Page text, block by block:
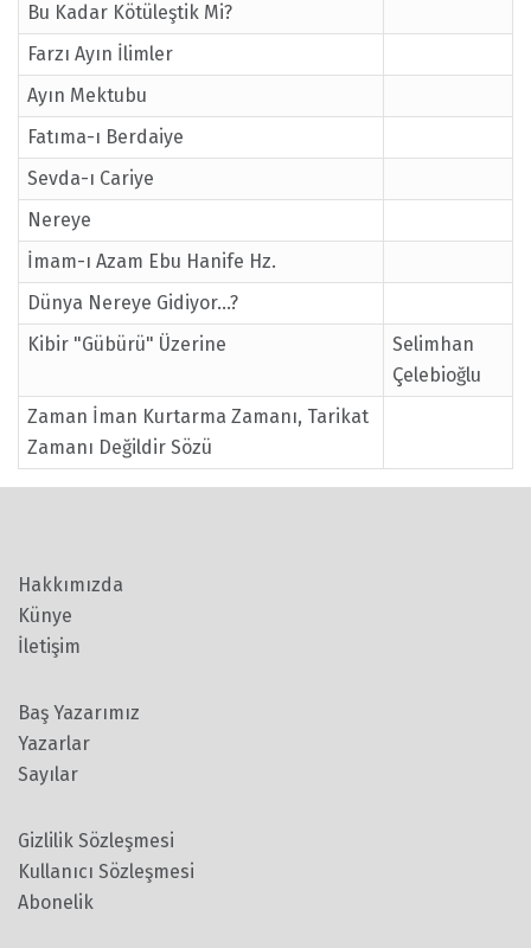
Bu Kadar Kötüleştik Mi?
Farzı Ayın İlimler
Ayın Mektubu
Fatıma-ı Berdaiye
Sevda-ı Cariye
Nereye
İmam-ı Azam Ebu Hanife Hz.
Dünya Nereye Gidiyor...?
Kibir "Gübürü" Üzerine
Selimhan
Çelebioğlu
Zaman İman Kurtarma Zamanı, Tarikat
Zamanı Değildir Sözü
Hakkımızda
Künye
İletişim
Baş Yazarımız
Yazarlar
Sayılar
Gizlilik Sözleşmesi
Kullanıcı Sözleşmesi
Abonelik